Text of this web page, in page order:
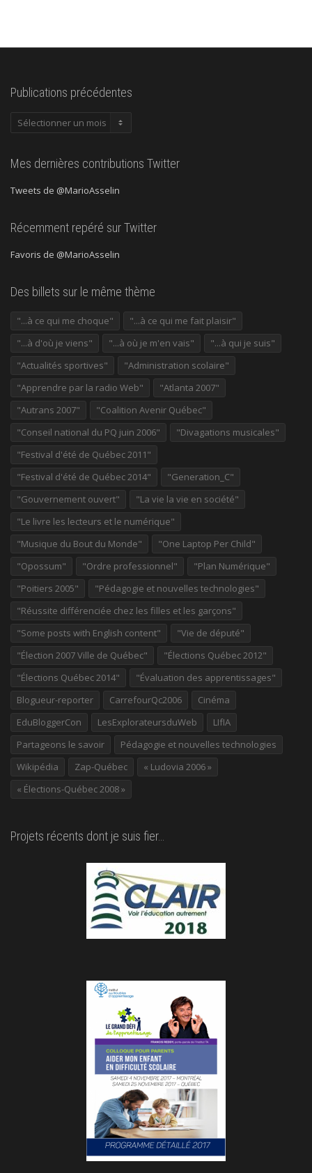
Publications précédentes
Publications
Mes dernières contributions Twitter
Tweets de @MarioAsselin
Récemment repéré sur Twitter
Favoris de @MarioAsselin
Des billets sur le même thème
"...à ce qui me choque"
"...à ce qui me fait plaisir"
"...à d'où je viens"
"...à où je m'en vais"
"...à qui je suis"
"Actualités sportives"
"Administration scolaire"
"Apprendre par la radio Web"
"Atlanta 2007"
"Autrans 2007"
"Coalition Avenir Québec"
"Conseil national du PQ juin 2006"
"Divagations musicales"
"Festival d'été de Québec 2011"
"Festival d'été de Québec 2014"
"Generation_C"
"Gouvernement ouvert"
"La vie la vie en société"
"Le livre les lecteurs et le numérique"
"Musique du Bout du Monde"
"One Laptop Per Child"
"Opossum"
"Ordre professionnel"
"Plan Numérique"
"Poitiers 2005"
"Pédagogie et nouvelles technologies"
"Réussite différenciée chez les filles et les garçons"
"Some posts with English content"
"Vie de député"
"Élection 2007 Ville de Québec"
"Élections Québec 2012"
"Élections Québec 2014"
"Évaluation des apprentissages"
Blogueur-reporter
CarrefourQc2006
Cinéma
EduBloggerCon
LesExplorateursduWeb
LIfIA
Partageons le savoir
Pédagogie et nouvelles technologies
Wikipédia
Zap-Québec
« Ludovia 2006 »
« Élections-Québec 2008 »
Projets récents dont je suis fier…